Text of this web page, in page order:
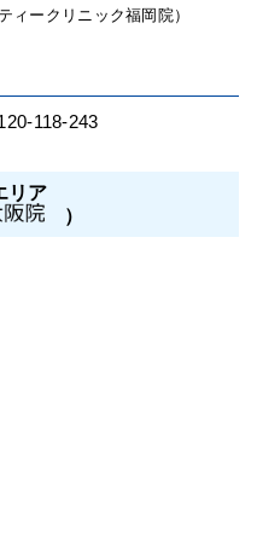
ィークリニック福岡院）
118-243
リア
）